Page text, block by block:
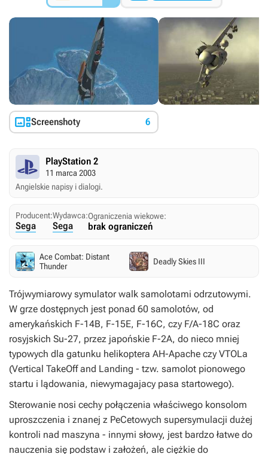
Screenshoty 6
PlayStation 2
11 marca 2003
Angielskie napisy i dialogi.
Producent:
Sega
Wydawca:
Sega
Ograniczenia wiekowe:
brak ograniczeń
Ace Combat: Distant
Thunder
Deadly Skies III
Trójwymiarowy symulator walk samolotami odrzutowymi.
W grze dostępnych jest ponad 60 samolotów, od
amerykańskich F-14B, F-15E, F-16C, czy F/A-18C oraz
rosyjskich Su-27, przez japońskie F-2A, do nieco mniej
typowych dla gatunku helikoptera AH-Apache czy VTOLa
(Vertical TakeOff and Landing - tzw. samolot pionowego
startu i lądowania, niewymagajacy pasa startowego).
Sterowanie nosi cechy połączenia właściwego konsolom
uproszczenia i znanej z PeCetowych supersymulacji dużej
kontroli nad maszyna - innymi słowy, jest bardzo łatwe do
nauczenia się podstaw i założeń, ale ciężkie do